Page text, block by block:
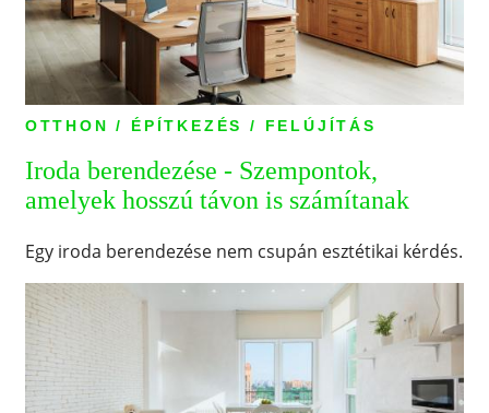
OTTHON / ÉPÍTKEZÉS / FELÚJÍTÁS
Iroda berendezése - Szempontok,
amelyek hosszú távon is számítanak
Egy iroda berendezése nem csupán esztétikai kérdés.